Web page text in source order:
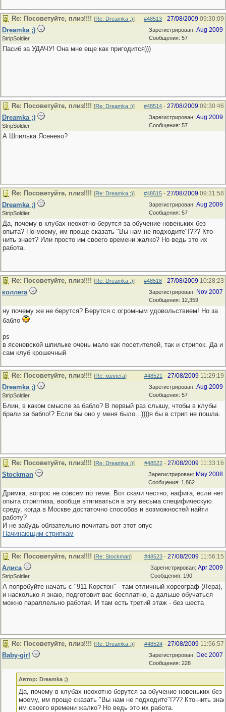
#48513 - 27/08/2009 09:30:09
Re: Посоветуйте, плиз!!!! [Re: Dreamka ;)]
Зарегистрирован: Aug 2009
Сообщения: 57
Dreamka ;)
StripSoldier
Пасиб за УДАЧУ! Она мне еще как пригодится)))
#48514 - 27/08/2009 09:30:46
Re: Посоветуйте, плиз!!!! [Re: Dreamka ;)]
Зарегистрирован: Aug 2009
Сообщения: 57
Dreamka ;)
StripSoldier
А Шпилька Ясенево?
#48515 - 27/08/2009 09:31:58
Re: Посоветуйте, плиз!!!! [Re: Dreamka ;)]
Зарегистрирован: Aug 2009
Сообщения: 57
Dreamka ;)
StripSoldier
Да, почему в клубах неохотно берутся за обучение новеньких без
опыта? По-моему, им проще сказать "Вы нам не подходите"!??? Кто-
нить знает? Или просто им своего времени жалко? Но ведь это их
работа.
#48518 - 27/08/2009 10:28:23
Re: Посоветуйте, плиз!!!! [Re: Dreamka ;)]
Зарегистрирован: Nov 2007
Сообщения: 12,359
коллега
ну почему же не берутся? Берутся с огромным удовольствием! Но за
бабло
ps
в ясеневской шпильке очень мало как посетителей, так и стрипок. Да и
сам клуб крошечный
#48521 - 27/08/2009 11:29:19
Re: Посоветуйте, плиз!!!! [Re: коллега]
Зарегистрирован: Aug 2009
Сообщения: 57
Dreamka ;)
StripSoldier
Блин, в каком смысле за бабло? В первый раз слышу, чтобы в клубы
брали за бабло!? Если бы оно у меня было...))))я бы в стрип не пошла.
#48522 - 27/08/2009 11:33:16
Re: Посоветуйте, плиз!!!! [Re: Dreamka ;)]
Зарегистрирован: May 2008
Сообщения: 1,862
Stockman
Дримка, вопрос не совсем по теме. Вот скачи честно, нафига, если нет
опыта стриптиза, вообще втягиваться в эту весьма специфическую
среду, когда в Москве достаточно способов и возможностей найти
работу?
И не забудь обязательно почитать вот этот опус
Начинающим стрипкам
#48523 - 27/08/2009 11:56:15
Re: Посоветуйте, плиз!!!! [Re: Stockman]
Зарегистрирован: Apr 2009
Сообщения: 190
Алиса
StripSoldier
А попробуйте начать с "911 Корстон" - там отличный хореограф (Лера),
и насколько я знаю, подготовит вас бесплатно, а дальше обучаться
можно параллельно работая. И там есть третий этаж - без шеста
#48524 - 27/08/2009 11:56:57
Re: Посоветуйте, плиз!!!! [Re: Dreamka ;)]
Зарегистрирован: Dec 2007
Сообщения: 228
Baby-girl
Автор: Dreamka ;)
Да, почему в клубах неохотно берутся за обучение новеньких без
моему, им проще сказать "Вы нам не подходите"!??? Кто-нить
им своего времени жалко? Но ведь это их работа.